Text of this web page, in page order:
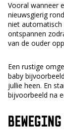
Vooral wanneer
nieuwsgierig
niet automatisch
ontspannen
van de ouder
Een rustige
baby
jullie heen. En
bijvoorbeeld na